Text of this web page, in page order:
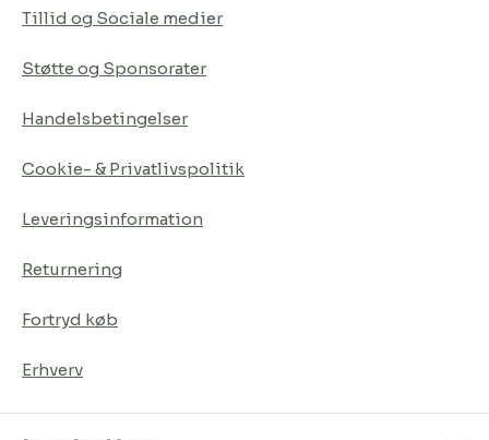
Tillid og Sociale medier
Støtte og Sponsorater
Handelsbetingelser
Cookie- & Privatlivspolitik
Leveringsinformation
Returnering
Fortryd køb
Erhverv